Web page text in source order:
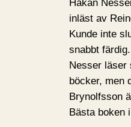
Håkan
inläst av
Kunde inte
snabbt
Nesser läser
böcker, men
Brynolfsson
Bästa boken